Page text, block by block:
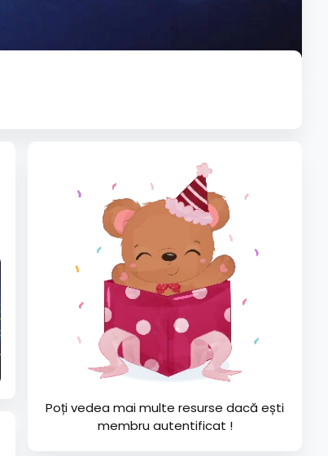
Poți vedea mai multe resurse dacă ești
membru autentificat !